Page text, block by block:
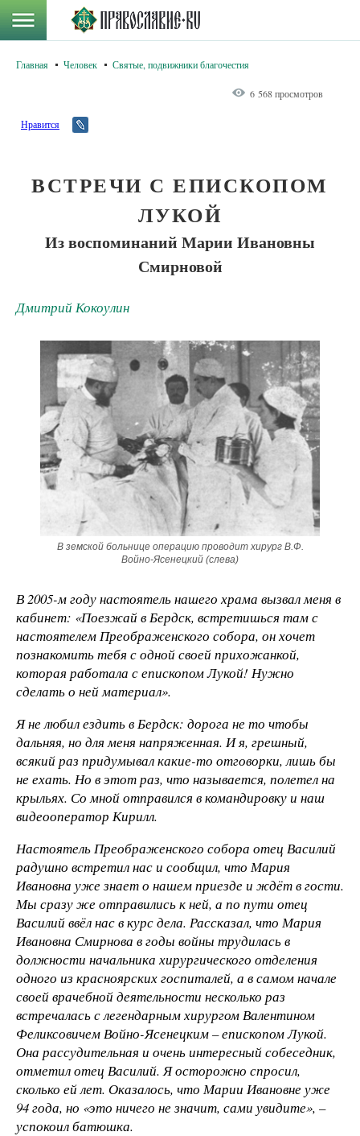
Главная Человек Святые, подвижники благочестия
6 568 просмотров
Нравится
ВСТРЕЧИ С ЕПИСКОПОМ
ЛУКОЙ
Из воспоминаний Марии Ивановны
Смирновой
Дмитрий Кокоулин
В земской больнице операцию проводит хирург В.Ф.
Войно-Ясенецкий (слева)
В 2005-м году настоятель нашего храма вызвал меня в
кабинет: «Поезжай в Бердск, встретишься там с
настоятелем Преображенского собора, он хочет
познакомить тебя с одной своей прихожанкой,
которая работала с епископом Лукой! Нужно
сделать о ней материал».
Я не любил ездить в Бердск: дорога не то чтобы
дальняя, но для меня напряженная. И я, грешный,
всякий раз придумывал какие-то отговорки, лишь бы
не ехать. Но в этот раз, что называется, полетел на
крыльях. Со мной отправился в командировку и наш
видеооператор Кирилл.
Настоятель Преображенского собора отец Василий
радушно встретил нас и сообщил, что Мария
Ивановна уже знает о нашем приезде и ждёт в гости.
Мы сразу же отправились к ней, а по пути отец
Василий ввёл нас в курс дела. Рассказал, что Мария
Ивановна Смирнова в годы войны трудилась в
должности начальника хирургического отделения
одного из красноярских госпиталей, а в самом начале
своей врачебной деятельности несколько раз
встречалась с легендарным хирургом Валентином
Феликсовичем Войно-Ясенецким – епископом Лукой.
Она рассудительная и очень интересный собеседник,
отметил отец Василий. Я осторожно спросил,
сколько ей лет. Оказалось, что Марии Ивановне уже
94 года, но «это ничего не значит, сами увидите», –
успокоил батюшка.